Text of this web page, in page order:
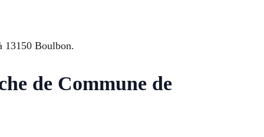
13150 Boulbon.
de Commune de